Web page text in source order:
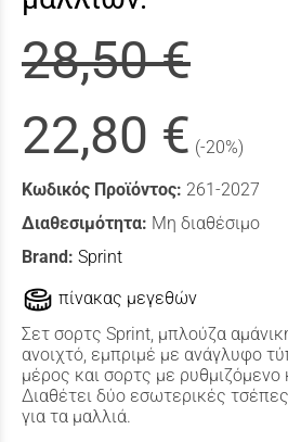
28,50 €
22,80 € (-20%)
Κωδικός Προϊόντος: 261-2027
Διαθεσιμότητα: Μη διαθέσιμο
Brand: Sprint
πίνακας μεγεθών
Σετ σορτς Sprint, μπλούζα
ανοιχτό, εμπριμέ με ανάγλυφο
μέρος και σορτς με ρυθμιζόμενο
Διαθέτει δύο εσωτερικές
για τα μαλλιά.